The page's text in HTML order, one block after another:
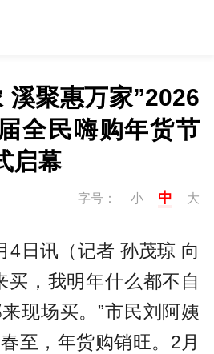
溪聚惠万家”2026
全民嗨购年货节
启幕
字号： 小 中 大
4日讯（记者 孙茂琼 向
买，我明年什么都不自
现场买。”市民刘阿姨
至，年货购销旺。2月